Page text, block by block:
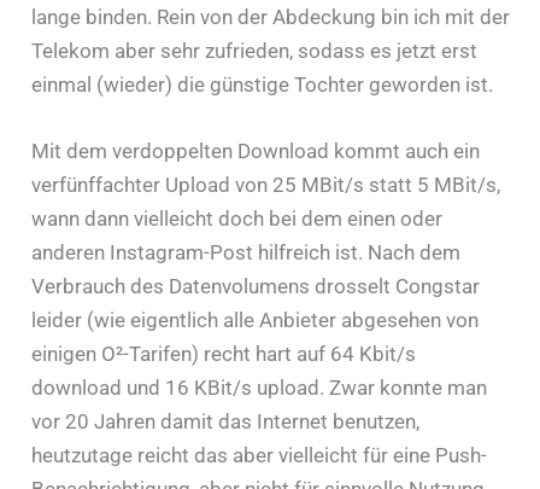
lange binden. Rein von der Abdeckung bin ich mit der
Telekom aber sehr zufrieden, sodass es jetzt erst
einmal (wieder) die günstige Tochter geworden ist.
Mit dem verdoppelten Download kommt auch ein
verfünffachter Upload von 25 MBit/s statt 5 MBit/s,
wann dann vielleicht doch bei dem einen oder
anderen Instagram-Post hilfreich ist. Nach dem
Verbrauch des Datenvolumens drosselt Congstar
leider (wie eigentlich alle Anbieter abgesehen von
einigen O²-Tarifen) recht hart auf 64 Kbit/s
download und 16 KBit/s upload. Zwar konnte man
vor 20 Jahren damit das Internet benutzen,
heutzutage reicht das aber vielleicht für eine Push-